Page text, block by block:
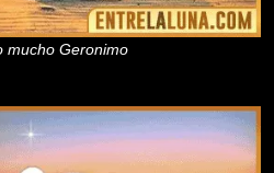
mucho Geronimo